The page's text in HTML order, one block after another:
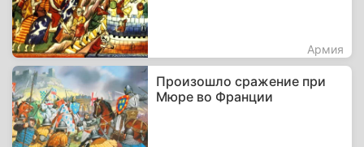
Армия
Произошло сражение при
Мюре во Франции